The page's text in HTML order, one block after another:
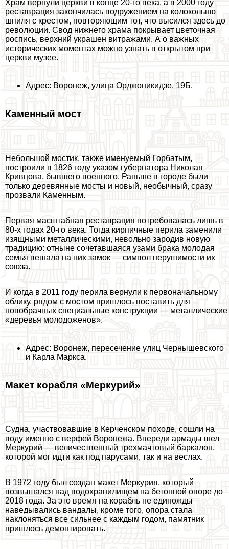
Храм вернули церкви в конце 20-го века, а в 2000 году
реставрация закончилась водружением на колокольню
шпиля с крестом, повторяющим тот, что высился здесь до
революции. Свод нижнего храма покрывает цветочная
роспись, верхний украшен витражами. А о важных
исторических моментах можно узнать в открытом при
церкви музее.
Адрес: Воронеж, улица Орджоникидзе, 19Б.
Каменный мост
Небольшой мостик, также именуемый Горбатым,
построили в 1826 году указом губернатора Николая
Кривцова, бывшего военного. Раньше в городе были
только деревянные мосты и новый, необычный, сразу
прозвали Каменным.
Первая масштабная реставрация потребовалась лишь в
80-х годах 20-го века. Тогда кирпичные перила заменили
изящными металлическими, невольно зародив новую
традицию: отныне сочетавшаяся узами бpaка молодая
семья вешала на них замок — символ нерушимости их
союза.
И когда в 2011 году перила вернули к первоначальному
облику, рядом с мостом пришлось поставить для
новобрачных специальные конструкции — металлические
«деревья молодоженов».
Адрес: Воронеж, пересечение улиц Чернышевского
и Карла Маркса.
Макет корабля «Меркурий»
Судна, участвовавшие в Керченском походе, сошли на
воду именно с верфей Воронежа. Впереди армады шел
Меркурий — величественный трехмачтовый баркалон,
которой мог идти как под парусами, так и на веслах.
В 1972 году был создан макет Меркурия, который
возвышался над водохранилищем на бетонной опоре до
2018 года. За это время на корабль не единожды
наведывались вандалы, кроме того, опора стала
наклоняться все сильнее с каждым годом, памятник
пришлось демонтировать.